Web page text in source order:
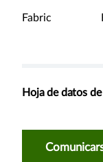
Fabric
Hoja de datos